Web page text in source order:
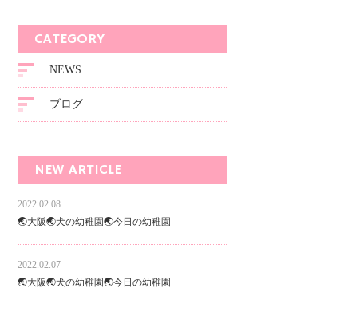
CATEGORY
NEWS
ブログ
NEW ARTICLE
2022.02.08
🌏大阪🌏犬の幼稚園🌏今日の幼稚園
2022.02.07
🌏大阪🌏犬の幼稚園🌏今日の幼稚園